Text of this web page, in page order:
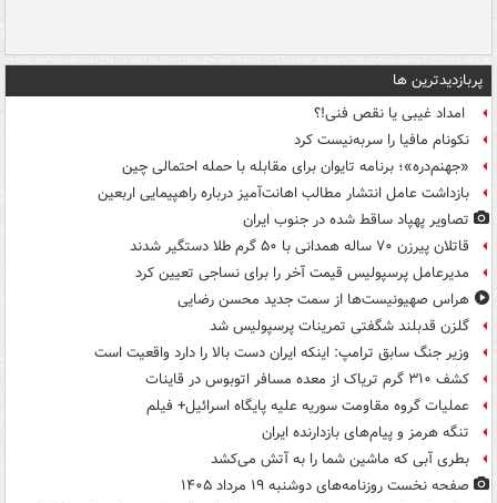
پربازدیدترین ها
امداد غیبی یا نقص فنی!؟
نکونام مافیا را سربه‌نیست کرد
«جهنم‌دره»؛ برنامه تایوان برای مقابله با حمله احتمالی چین
بازداشت عامل انتشار مطالب اهانت‌آمیز درباره راهپیمایی اربعین
تصاویر پهپاد ساقط شده در جنوب ایران
قاتلان پیرزن ۷۰ ساله همدانی با ۵۰ گرم طلا دستگیر شدند
مدیرعامل پرسپولیس قیمت آخر را برای نساجی تعیین کرد
هراس صهیونیست‌ها از سمت جدید محسن رضایی
گلزن قدبلند شگفتی تمرینات پرسپولیس شد
وزیر جنگ سابق ترامپ: اینکه ایران دست بالا را دارد واقعیت است
کشف ۳۱۰ گرم تریاک از معده مسافر اتوبوس در قاینات
عملیات گروه مقاومت سوریه علیه پایگاه اسرائیل+ فیلم
تنگه هرمز و پیام‌های بازدارنده ایران
بطری آبی که ماشین شما را به آتش می‌کشد
صفحه نخست روزنامه‌های دوشنبه ۱۹ مرداد ۱۴۰۵